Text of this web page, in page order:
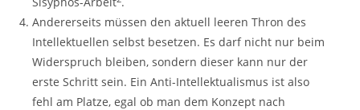
Andererseits müssen den aktuell leeren Thron des
Intellektuellen selbst besetzen. Es darf nicht nur beim
Widerspruch bleiben, sondern dieser kann nur der
erste Schritt sein. Ein Anti-Intellektualismus ist also
fehl am Platze, egal ob man dem Konzept nach